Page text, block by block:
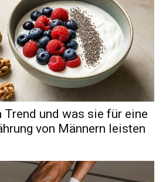
und was sie für eine
von Männern leisten